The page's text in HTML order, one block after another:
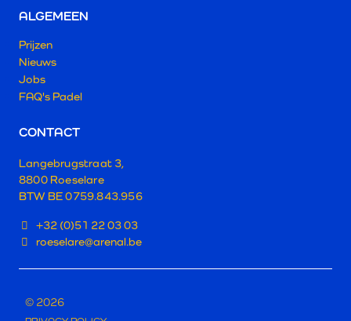
ALGEMEEN
Prijzen
Nieuws
Jobs
FAQ's Padel
CONTACT
Langebrugstraat 3,
8800 Roeselare
BTW BE 0759.843.956
+32 (0)51 22 03 03
roeselare@arenal.be
© 2026